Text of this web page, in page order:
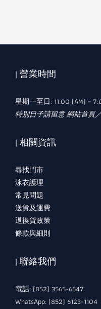
| 營業時間
星期一至日: 11:00 (AM) ~
特別日子請留意 網站首頁
| 相關資訊
尋找門市
泳衣護理
常見問題
送貨及運費
退換貨政策
條款與細則
| 聯絡我們
電話: (852) 3565-6547
WhatsApp: (852) 6123-1104